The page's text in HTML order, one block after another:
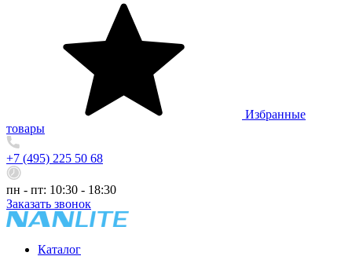
Избранные
товары
+7 (495) 225 50 68
пн - пт: 10:30 - 18:30
Заказать звонок
Каталог